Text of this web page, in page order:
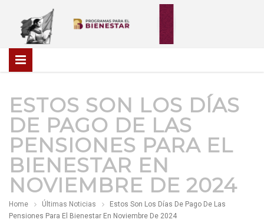
ESTOS SON LOS DÍAS
DE PAGO DE LAS
PENSIONES PARA EL
BIENESTAR EN
NOVIEMBRE DE 2024
Home Últimas Noticias
Estos Son Los Días De Pago De Las
Pensiones Para El Bienestar En Noviembre De 2024